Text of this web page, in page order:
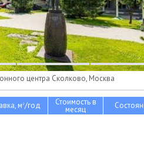
центра Сколково, Москва
м2/год Стоимость в
месяц